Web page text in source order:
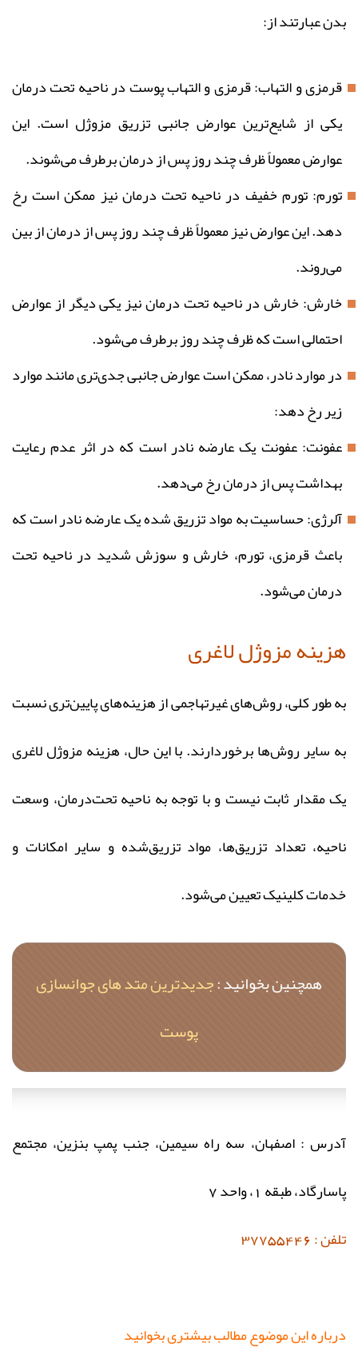
بدن عبارتند از:
قرمزی و التهاب: قرمزی و التهاب پوست در ناحیه تحت درمان
یکی از شایع‌ترین عوارض جانبی تزریق مزوژل است. این
عوارض معمولاً ظرف چند روز پس از درمان برطرف می‌شوند.
تورم: تورم خفیف در ناحیه تحت درمان نیز ممکن است رخ
دهد. این عوارض نیز معمولاً ظرف چند روز پس از درمان از بین
می‌روند.
خارش: خارش در ناحیه تحت درمان نیز یکی دیگر از عوارض
احتمالی است که ظرف چند روز برطرف می‌شود.
در موارد نادر، ممکن است عوارض جانبی جدی‌تری مانند موارد
زیر رخ دهد:
عفونت: عفونت یک عارضه نادر است که در اثر عدم رعایت
بهداشت پس از درمان رخ می‌‌دهد.
آلرژی: حساسیت به مواد تزریق شده یک عارضه نادر است که
باعث قرمزی، تورم، خارش و سوزش شدید در ناحیه تحت
درمان می‌شود.
هزینه مزوژل لاغری
به‌ طور کلی، روش‌های غیرتهاجمی از هزینه‌های پایین‌تری نسبت
به سایر روش‌ها برخوردارند. با این حال، هزینه مزوژل لاغری
یک مقدار ثابت نیست و با توجه به ناحیه تحت‌درمان، وسعت
ناحیه، تعداد تزریق‌ها، مواد تزریق‌شده و سایر امکانات و
خدمات کلینیک تعیین می‌شود.
همچنین بخوانید :جدیدترین متد های جوانسازی
پوست
آدرس : اصفهان، سه راه سیمین، جنب پمپ بنزین، مجتمع
پاسارگاد، طبقه 1، واحد 7
تلفن : 37755446
درباره این موضوع مطالب بیشتری بخوانید